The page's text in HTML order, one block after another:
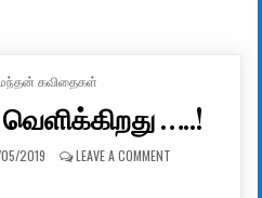
கவிதைகள்
…..!
DATE:
2019 LEAVE A COMMENT